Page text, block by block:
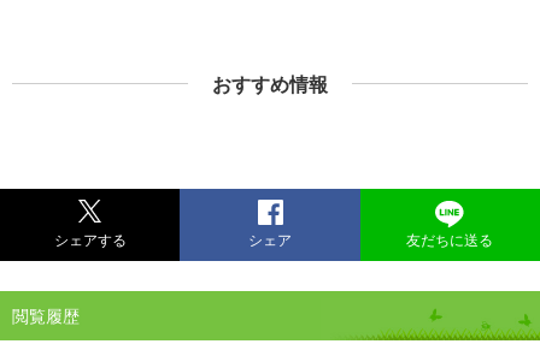
おすすめ情報
シェアする シェア 友だちに送る
閲覧履歴